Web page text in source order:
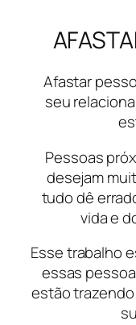
Afastar
seu
Pessoas
desejam
tudo dê
vida e
Esse trabalho
essas
estão